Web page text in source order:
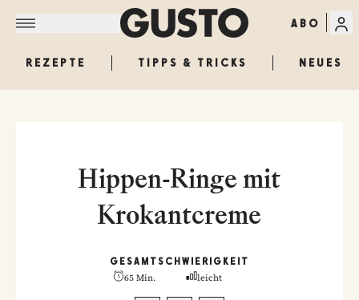
ABO
REZEPTE TIPPS & TRICKS NEUES
Hippen-Ringe mit
Krokantcreme
GESAMT
65 Min.
SCHWIERIGKEIT
leicht